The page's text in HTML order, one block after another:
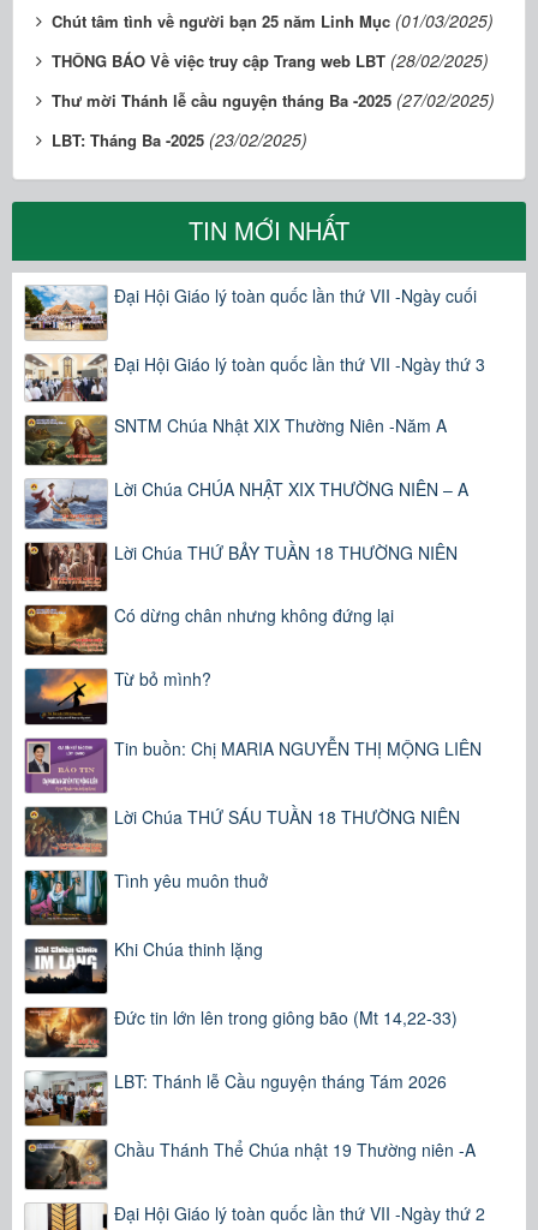
Chút tâm tình về người bạn 25 năm Linh Mục (01/03/2025)
THÔNG BÁO Về việc truy cập Trang web LBT (28/02/2025)
Thư mời Thánh lễ cầu nguyện tháng Ba -2025 (27/02/2025)
LBT: Tháng Ba -2025 (23/02/2025)
TIN MỚI NHẤT
Đại Hội Giáo lý toàn quốc lần thứ VII -Ngày cuối
Đại Hội Giáo lý toàn quốc lần thứ VII -Ngày thứ 3
SNTM Chúa Nhật XIX Thường Niên -Năm A
Lời Chúa CHÚA NHẬT XIX THƯỜNG NIÊN – A
Lời Chúa THỨ BẢY TUẦN 18 THƯỜNG NIÊN
Có dừng chân nhưng không đứng lại
Từ bỏ mình?
Tin buồn: Chị MARIA NGUYỄN THỊ MỘNG LIÊN
Lời Chúa THỨ SÁU TUẦN 18 THƯỜNG NIÊN
Tình yêu muôn thuở
Khi Chúa thinh lặng
Đức tin lớn lên trong giông bão (Mt 14,22-33)
LBT: Thánh lễ Cầu nguyện tháng Tám 2026
Chầu Thánh Thể Chúa nhật 19 Thường niên -A
Đại Hội Giáo lý toàn quốc lần thứ VII -Ngày thứ 2